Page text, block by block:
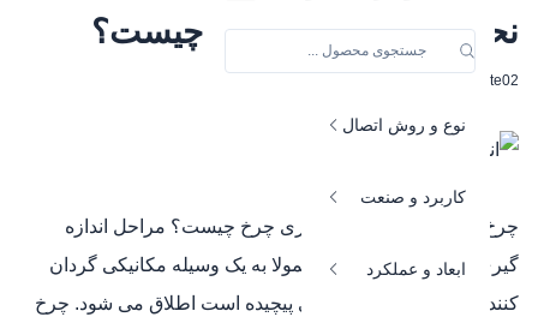
جنس و متریال
نوع و روش اتصال
کاربرد و صنعت
ابعاد و عملکرد
نحوه اندازه گیری چرخ چیست؟
modirsite02
چرخ چیست؟ دلیل اندازه گیری چرخ چیست؟ مراحل اندازه
گیری چرخ چیست؟ چرخ معمولا به یک وسیله مکانیکی گردان
کننده که از یک محور مرکزی پیچیده است اطلاق می‌ شود. چرخ‌